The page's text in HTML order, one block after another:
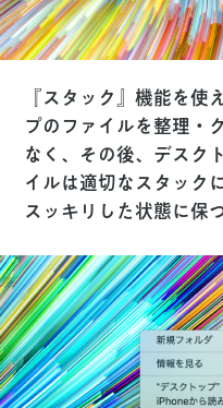
『スタック』機能を使
プのファイルを整理・
なく、その後、デスク
イルは適切なスタック
スッキリした状態に保